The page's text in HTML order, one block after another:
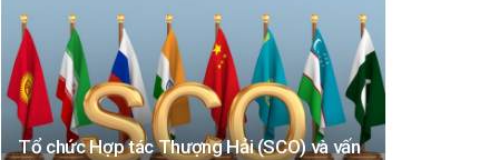
Tổ chức Hợp tác Thượng Hải (SCO) và vấn